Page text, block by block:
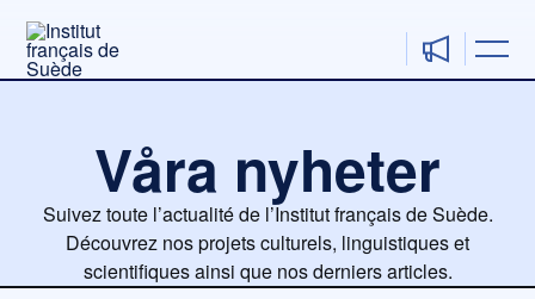
innehåll
Våra nyheter
Suivez toute l’actualité de l’Institut français de Suède.
Découvrez nos projets culturels, linguistiques et
scientifiques ainsi que nos derniers articles.